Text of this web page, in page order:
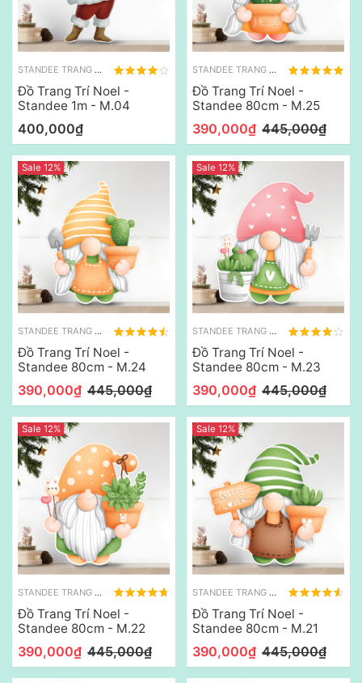
STANDEE TRANG TRÍ NOEL
Đồ Trang Trí Noel -
Standee 1m - M.04
400,000₫
STANDEE TRANG TRÍ NOEL
Đồ Trang Trí Noel -
Standee 80cm - M.25
390,000₫ 445,000₫
Sale 12%
STANDEE TRANG TRÍ NOEL
Đồ Trang Trí Noel -
Standee 80cm - M.24
390,000₫ 445,000₫
Sale 12%
STANDEE TRANG TRÍ NOEL
Đồ Trang Trí Noel -
Standee 80cm - M.23
390,000₫ 445,000₫
Sale 12%
STANDEE TRANG TRÍ NOEL
Đồ Trang Trí Noel -
Standee 80cm - M.22
390,000₫ 445,000₫
Sale 12%
STANDEE TRANG TRÍ NOEL
Đồ Trang Trí Noel -
Standee 80cm - M.21
390,000₫ 445,000₫